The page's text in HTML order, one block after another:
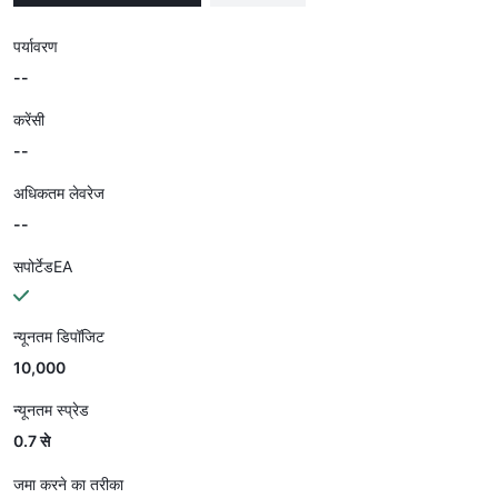
पर्यावरण
--
करेंसी
--
अधिकतम लेवरेज
--
सपोर्टेडEA
न्यूनतम डिपॉजिट
10,000
न्यूनतम स्प्रेड
0.7 से
जमा करने का तरीका